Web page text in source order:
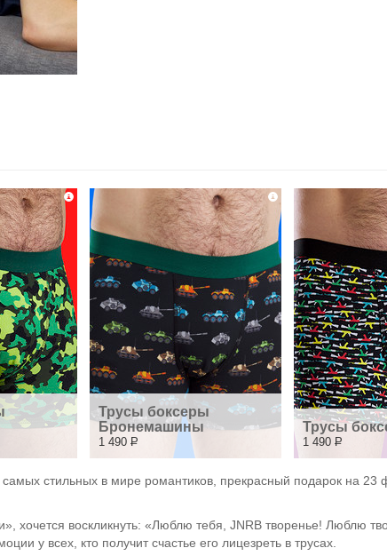
Трусы боксеры
Бронемашины
1 490 Р
Трусы
1 490 Р
стильных в мире романтиков, прекрасный подарок на 23
хочется воскликнуть: «Люблю тебя, JNRB творенье! Люблю
у всех, кто получит счастье его лицезреть в трусах.